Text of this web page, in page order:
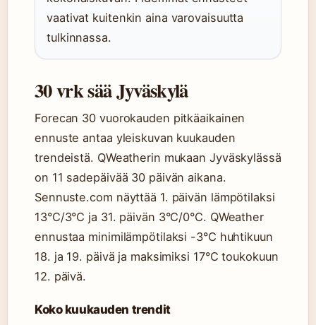
vaativat kuitenkin aina varovaisuutta
tulkinnassa.
30 vrk sää Jyväskylä
Forecan 30 vuorokauden pitkäaikainen
ennuste antaa yleiskuvan kuukauden
trendeistä. QWeatherin mukaan Jyväskylässä
on 11 sadepäivää 30 päivän aikana.
Sennuste.com näyttää 1. päivän lämpötilaksi
13°C/3°C ja 31. päivän 3°C/0°C. QWeather
ennustaa minimilämpötilaksi -3°C huhtikuun
18. ja 19. päivä ja maksimiksi 17°C toukokuun
12. päivä.
Koko kuukauden trendit